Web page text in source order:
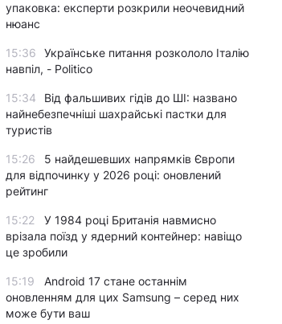
упаковка: експерти розкрили неочевидний
нюанс
15:36
Українське питання розкололо Італію
навпіл, - Politico
15:34
Від фальшивих гідів до ШІ: названо
найнебезпечніші шахрайські пастки для
туристів
15:26
5 найдешевших напрямків Європи
для відпочинку у 2026 році: оновлений
рейтинг
15:22
У 1984 році Британія навмисно
врізала поїзд у ядерний контейнер: навіщо
це зробили
15:19
Android 17 стане останнім
оновленням для цих Samsung – серед них
може бути ваш